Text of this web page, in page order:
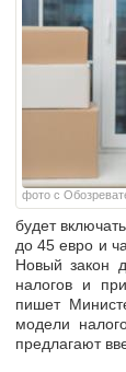
фото с
будет
до 45 евро и
Новый закон
налогов и
пишет
модели
предлагают